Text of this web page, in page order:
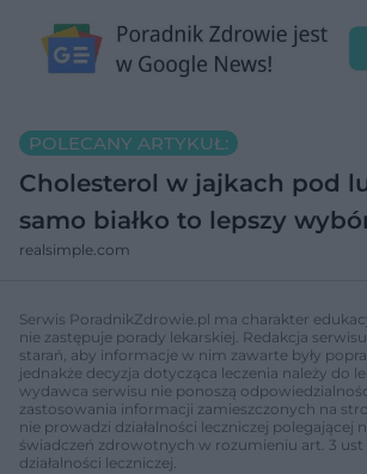
POLECANY ARTYKUŁ:
Cholesterol w jajkach pod
samo białko to lepszy
realsimple.com
Serwis PoradnikZdrowie.pl ma charakter
nie zastępuje porady lekarskiej. Redakcja
starań, aby informacje w nim zawarte były
jednakże decyzja dotycząca leczenia należy do
wydawca serwisu nie ponoszą
zastosowania informacji zamieszczonych na
nie prowadzi działalności leczniczej polegającej
świadczeń zdrowotnych w rozumieniu art. 3 ust
działalności leczniczej.